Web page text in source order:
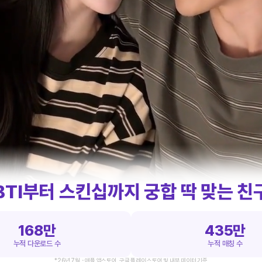
부터 스킨십까지 궁합 딱 맞는 친
168만
누적 다운로드 수
435만
누적 매칭 수
*26년 7월・애플 앱스토어, 구글 플레이 스토어 및 내부 데이터 기준